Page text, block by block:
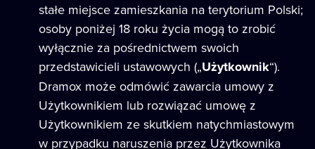
stałe miejsce zamieszkania na terytorium Polski;
osoby poniżej 18 roku życia mogą to zrobić
wyłącznie za pośrednictwem swoich
przedstawicieli ustawowych („Użytkownik“).
Dramox może odmówić zawarcia umowy z
Użytkownikiem lub rozwiązać umowę z
Użytkownikiem ze skutkiem natychmiastowym
w przypadku naruszenia przez Użytkownika